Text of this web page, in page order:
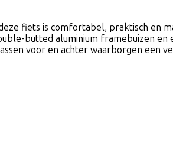
fiets is comfortabel, praktisch en
butted aluminium framebuizen
voor en achter waarborgen een